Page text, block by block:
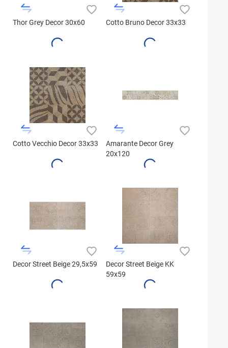
Thor Grey Decor 30x60 Cotto Bruno Decor 33x33
Cotto Vecchio Decor 33x33
Amarante Decor Grey
20x120
Decor Street Beige 29,5x59
Decor Street Beige KK
59x59